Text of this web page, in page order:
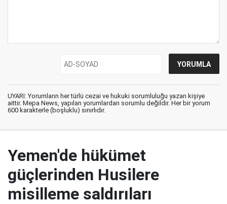
UYARI: Yorumların her türlü cezai ve hukuki sorumluluğu yazan kişiye
aittir. Mepa News, yapılan yorumlardan sorumlu değildir. Her bir yorum
600 karakterle (boşluklu) sınırlıdır.
Yemen'de hükümet
güçlerinden Husilere
misilleme saldırıları